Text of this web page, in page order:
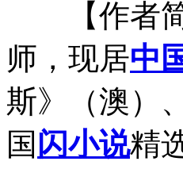
【作
师，现居中
斯》（澳）
国闪小说精